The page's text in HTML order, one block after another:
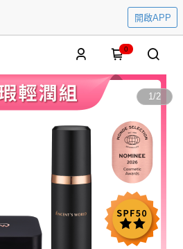
開啟APP
0
1/2